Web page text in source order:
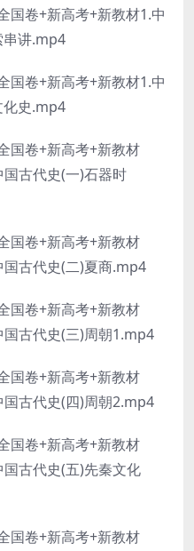
卷+新高考+新教材1.中
串讲.mp4
卷+新高考+新教材1.中
化史.mp4
卷+新高考+新教材
古代史(一)石器时
卷+新高考+新教材
古代史(二)夏商.mp4
卷+新高考+新教材
古代史(三)周朝1.mp4
卷+新高考+新教材
古代史(四)周朝2.mp4
卷+新高考+新教材
古代史(五)先秦文化
卷+新高考+新教材